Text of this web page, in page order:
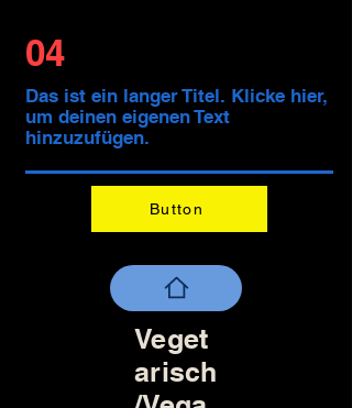
04
Das ist ein langer Titel. Klicke hier,
um deinen eigenen Text
hinzuzufügen.
Button
Veget
arisch